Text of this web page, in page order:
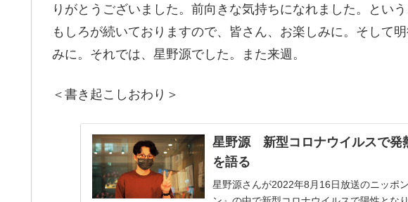
りがとうございました。前向きな気持ちになれました。とい
もしろが続いておりますので、皆さん、お楽しみに。そして
みに。それでは、星野源でした。また来週。
＜書き起こしおわり＞
星野源 新型コロナウイルスで発
を語る
星野源さんが2022年8月16日放送のニッポ